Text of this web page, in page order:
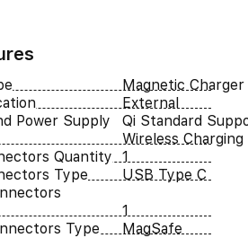
Magnetic Charger
External
Power Supply
Qi Standard
Wireless Charging
Quantity
1
Type
USB Type C
1
Type
MagSafe